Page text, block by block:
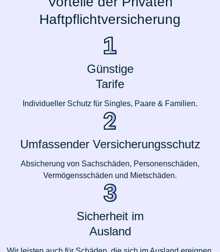
Haftpflichtversicherung
Günstige
Tarife
Individueller Schutz für Singles, Paare & Familien.
Umfassender Versicherungsschutz
Absicherung von Sachschäden, Personenschäden,
Vermögensschäden und Mietschäden.
Sicherheit im
Ausland